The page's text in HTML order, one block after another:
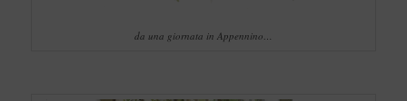
da una giornata in Appennino…